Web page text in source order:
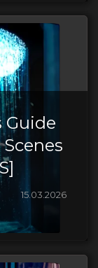
Guide
15.03.2026